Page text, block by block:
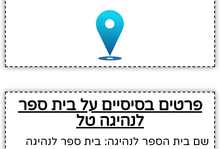
פרטים בסיסיים על בית ספר
לנהיגה טל
שם בית הספר לנהיגה: בית ספר לנהיגה